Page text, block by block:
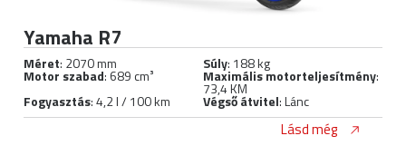
Yamaha R7
Méret: 2070 mm Súly: 188 kg
Motor szabad: 689 cm³ Maximális motorteljesítmény:
73,4 KM
Fogyasztás: 4,2 l / 100 km Végső átvitel: Lánc
Lásd még